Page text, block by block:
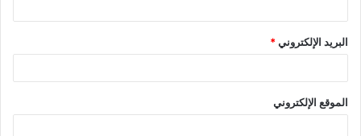
البريد الإلكتروني*
الموقع الإلكتروني